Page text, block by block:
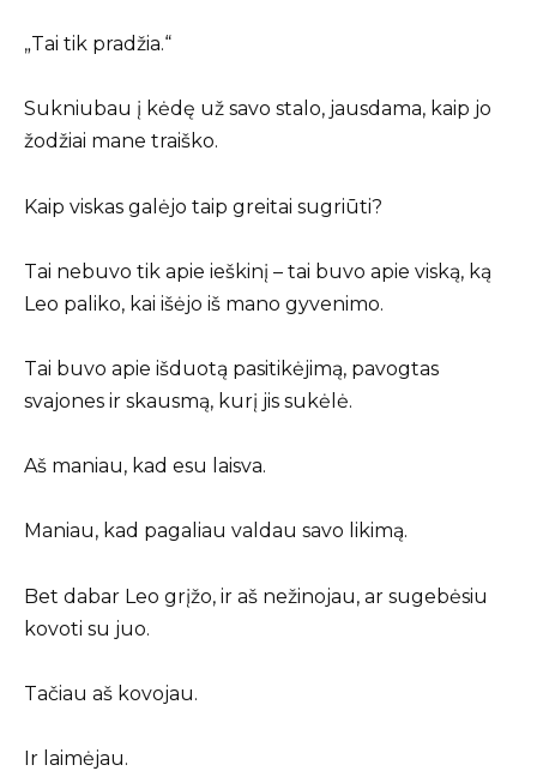
„Tai tik pradžia.“
Sukniubau į kėdę už savo stalo, jausdama, kaip jo
žodžiai mane traiško.
Kaip viskas galėjo taip greitai sugriūti?
Tai nebuvo tik apie ieškinį – tai buvo apie viską, ką
Leo paliko, kai išėjo iš mano gyvenimo.
Tai buvo apie išduotą pasitikėjimą, pavogtas
svajones ir skausmą, kurį jis sukėlė.
Aš maniau, kad esu laisva.
Maniau, kad pagaliau valdau savo likimą.
Bet dabar Leo grįžo, ir aš nežinojau, ar sugebėsiu
kovoti su juo.
Tačiau aš kovojau.
Ir laimėjau.